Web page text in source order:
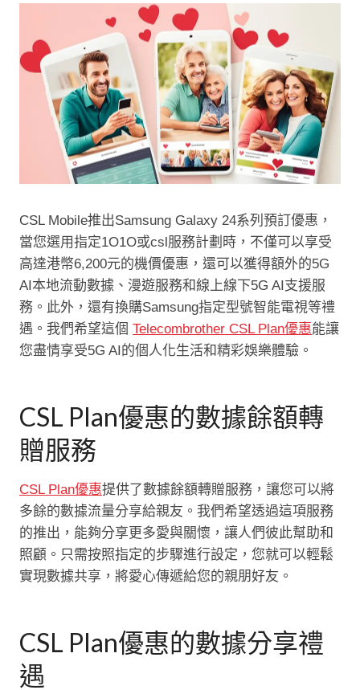
CSL Mobile推出Samsung Galaxy 24系列預訂優惠，
當您選用指定1O1O或csl服務計劃時，不僅可以享受
高達港幣6,200元的機價優惠，還可以獲得額外的5G
AI本地流動數據、漫遊服務和線上線下5G AI支援服
務。此外，還有換購Samsung指定型號智能電視等禮
遇。我們希望這個 Telecombrother CSL Plan優惠能讓
您盡情享受5G AI的個人化生活和精彩娛樂體驗。
CSL Plan優惠的數據餘額轉
贈服務
CSL Plan優惠提供了數據餘額轉贈服務，讓您可以將
多餘的數據流量分享給親友。我們希望透過這項服務
的推出，能夠分享更多愛與關懷，讓人們彼此幫助和
照顧。只需按照指定的步驟進行設定，您就可以輕鬆
實現數據共享，將愛心傳遞給您的親朋好友。
CSL Plan優惠的數據分享禮
遇